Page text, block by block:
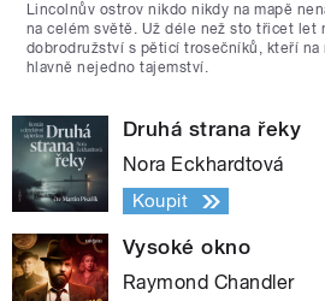
Lincolnův ostrov nikdo nikdy na mapě
na celém světě. Už déle než sto třicet let
dobrodružství s pěticí trosečníků, kteří na
hlavně nejedno tajemství.
Druhá strana řeky
Nora Eckhardtová
Koupit
Vysoké okno
Raymond Chandler